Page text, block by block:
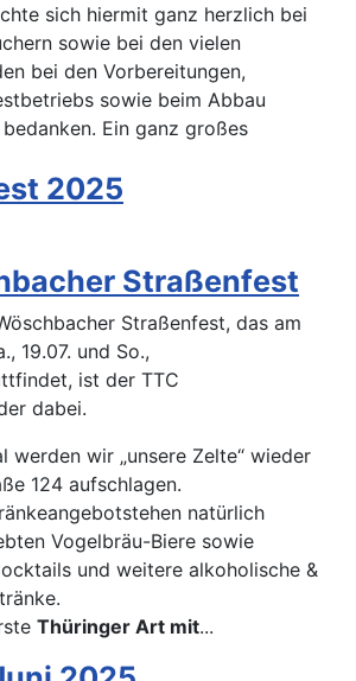
sich hiermit ganz herzlich bei
sowie bei den vielen
bei den Vorbereitungen,
sowie beim Abbau
Ein ganz großes
2025
Straßenfest
Straßenfest, das am
19.07. und So.,
ist der TTC
dabei.
werden wir „unsere Zelte“ wieder
124 aufschlagen.
natürlich
Vogelbräu-Biere sowie
und weitere alkoholische &
Thüringer Art mit...